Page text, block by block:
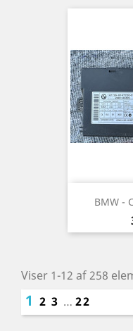
BMW -
Viser 1-12 af 258
1 2 3 … 22